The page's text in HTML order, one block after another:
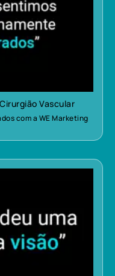
Vascular
com a WE Marketing